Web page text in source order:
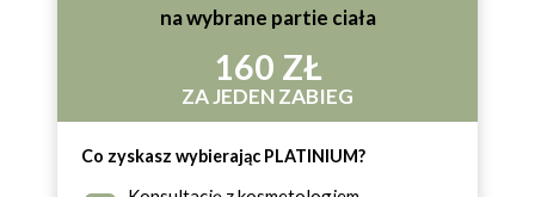
na wybrane partie ciała
160 ZŁ
ZA JEDEN ZABIEG
Co zyskasz wybierając PLATINIUM?